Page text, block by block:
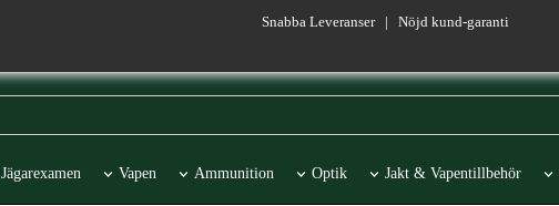
Snabba Leveranser | Nöjd kund-garanti
Jägarexamen Vapen Ammunition Optik Jakt & Vapentillbehör